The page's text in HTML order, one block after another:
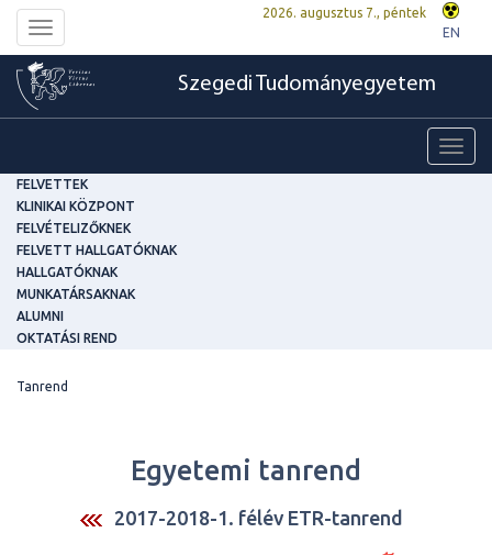
Toggle
navigation
2026. augusztus 7., péntek
EN
Szegedi Tudományegyetem
FELVETTEK
KLINIKAI KÖZPONT
FELVÉTELIZŐKNEK
FELVETT HALLGATÓKNAK
HALLGATÓKNAK
MUNKATÁRSAKNAK
ALUMNI
OKTATÁSI REND
Tanrend
Egyetemi tanrend
2017-2018-1. félév ETR-tanrend